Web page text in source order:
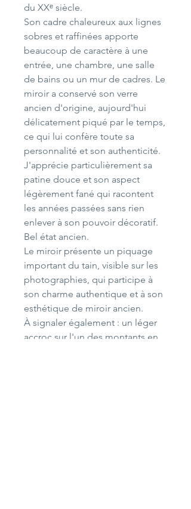
du XXᵉ siècle.
Son cadre chaleureux aux lignes
sobres et raffinées apporte
beaucoup de caractère à une
entrée, une chambre, une salle
de bains ou un mur de cadres. Le
miroir a conservé son verre
ancien d'origine, aujourd'hui
délicatement piqué par le temps,
ce qui lui confère toute sa
personnalité et son authenticité.
J'apprécie particulièrement sa
patine douce et son aspect
légèrement fané qui racontent
les années passées sans rien
enlever à son pouvoir décoratif.
Bel état ancien.
Le miroir présente un piquage
important du tain, visible sur les
photographies, qui participe à
son charme authentique et à son
esthétique de miroir ancien.
À signaler également : un léger
accroc sur l'un des montants en